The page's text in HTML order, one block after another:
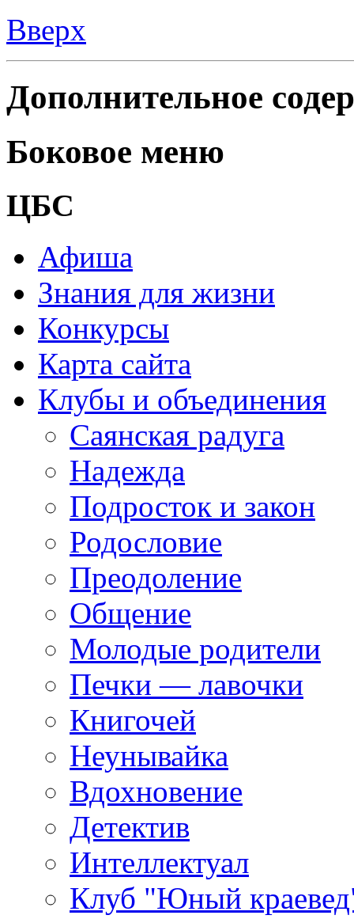
Вверх
Дополнительное
Боковое меню
ЦБС
Афиша
Знания для жизни
Конкурсы
Карта сайта
Клубы и объединения
Саянская радуга
Надежда
Подросток и закон
Родословие
Преодоление
Общение
Молодые родители
Печки — лавочки
Книгочей
Неунывайка
Вдохновение
Детектив
Интеллектуал
Клуб "Юный